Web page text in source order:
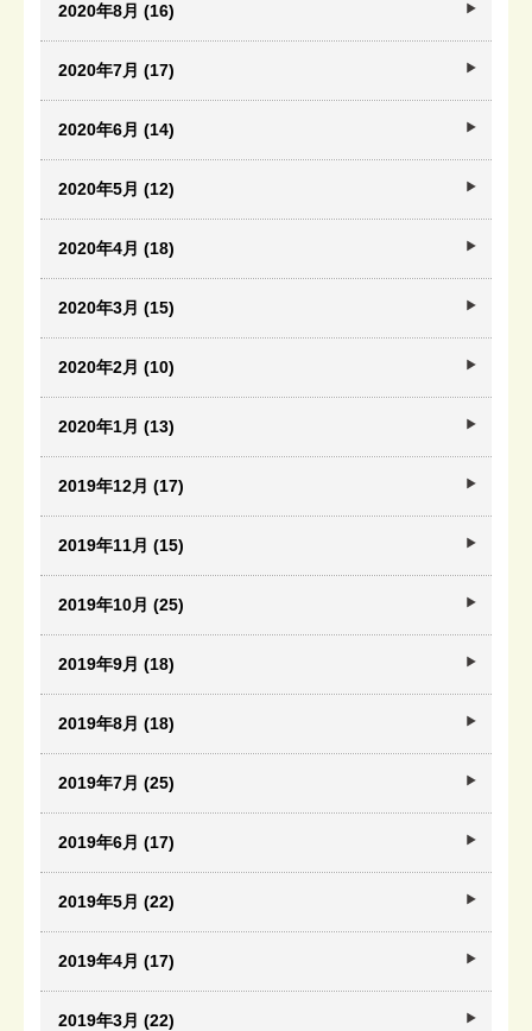
2020年8月 (16)
2020年7月 (17)
2020年6月 (14)
2020年5月 (12)
2020年4月 (18)
2020年3月 (15)
2020年2月 (10)
2020年1月 (13)
2019年12月 (17)
2019年11月 (15)
2019年10月 (25)
2019年9月 (18)
2019年8月 (18)
2019年7月 (25)
2019年6月 (17)
2019年5月 (22)
2019年4月 (17)
2019年3月 (22)